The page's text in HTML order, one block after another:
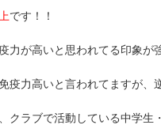
です！！
力が高いと思われてる印象が
疫力高いと言われてますが、
クラブで活動している中学生